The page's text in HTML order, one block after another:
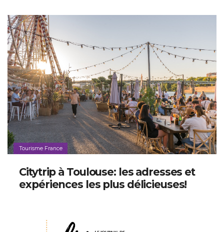
Tourisme France
Citytrip à Toulouse: les adresses et
expériences les plus délicieuses!